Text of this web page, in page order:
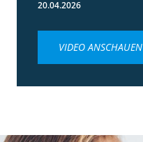
20.04.2026
VIDEO ANSCHAUEN